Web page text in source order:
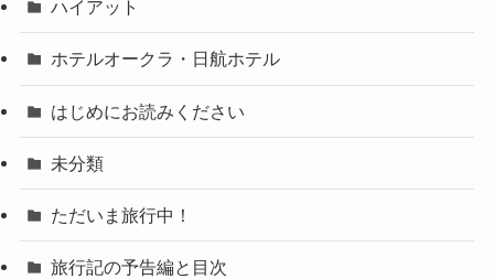
ハイアット
ホテルオークラ・日航ホテル
はじめにお読みください
未分類
ただいま旅行中！
旅行記の予告編と目次